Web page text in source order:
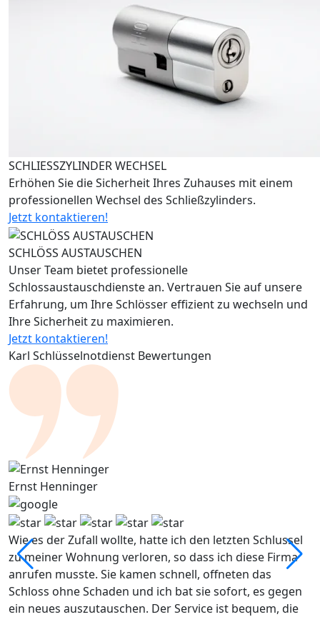
SCHLIESSZYLINDER WECHSEL
Erhöhen Sie die Sicherheit Ihres Zuhauses mit einem
professionellen Wechsel des Schließzylinders.
Jetzt kontaktieren!
SCHLÖSS AUSTAUSCHEN
Unser Team bietet professionelle
Schlossaustauschdienste an. Vertrauen Sie auf unsere
Erfahrung, um Ihre Schlösser effizient zu wechseln und
Ihre Sicherheit zu maximieren.
Jetzt kontaktieren!
Karl Schlüsselnotdienst Bewertungen
Ernst Henninger
Wie es der Zufall wollte, hatte ich den letzten Schlussel
zu meiner Wohnung verloren, so dass ich diese Firma
anrufen musste. Sie kamen schnell, offneten das
Schloss ohne Schaden und ich bat sie sofort, es gegen
ein neues auszutauschen. Der Service ist bequem, die